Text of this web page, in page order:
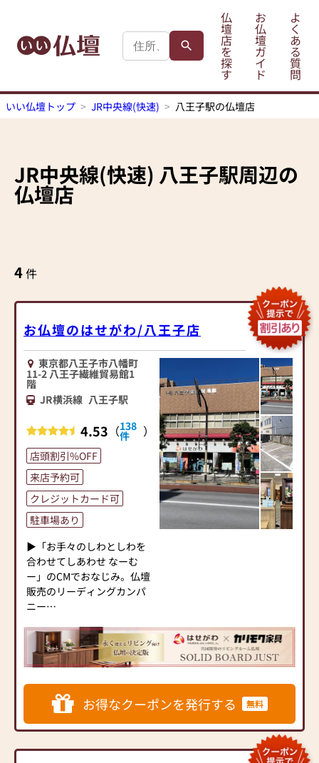
仏
壇
店
を
探
す
お
仏
壇
ガ
イ
ド
よ
く
あ
る
質
問
いい仏壇トップ JR中央線(快速) 八王子駅の仏壇店
JR中央線(快速) 八王子駅周辺の
仏壇店
4件
お仏壇のはせがわ/八王子店
東京都八王子市八幡町
11-2 八王子繊維貿易館1
階
JR横浜線 八王子駅
4.53 （138
件 ）
店頭割引%OFF
来店予約可
クレジットカード可
駐車場あり
▶「お手々のしわとしわを
合わせてしあわせ なーむ
ー」のCMでおなじみ。仏壇
販売のリーディングカンパ
ニー
内家具専門メーカーと、モ
ダンなインテリアにマッチ
するお仏壇を展開
◆◆ お陰様で創業94年 ◆◆
国内130店舗以上のスケール
メリットと東証上場の信
お得なクーポンを発行する 無料